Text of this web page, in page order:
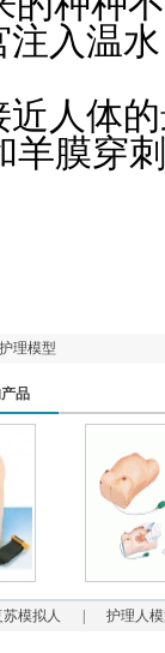
注入温
近人体
羊膜穿
理模型
品
模拟人 护理人